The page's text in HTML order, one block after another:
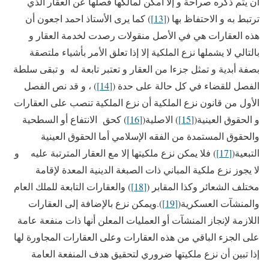
ترتبط به و الاحتفاظ بها ([13]
) كما يرى الأستاذ احمد اجعون أن
هذه العقارات هي في الأصل منقولات رصدت لخدمة العقار و
بالتالي لا يشملها نزع الملكية إلا إذا تعلق الأمر بأشياء ملتصقة
بصفة أبدية و تمثل جزءا من العقار و تعتبر تابعة له و تبقى سلطة
الفصل للقضاء في كل حالة على حدة ([14]
) ، و قد نص الفصل
الأول من قانون نزع الملكية أن نزع الملكية تنصب على العقارات
و الحقوق العينية([15] ) الاصلية([16]
) كحق الانتفاع أو السطحية
والحقوق المستمدة من الفقه الإسلامي أما الحقوق العينية
التبعية([17]
) فلا يمكن نزع ملكيتها إلا مع العقار المترتبة عليه و
لا يجوز نزع ملكية المباني ذات الصبغة الدينية المعدة لإقامة
مختلف الشعائر وكذا المقابر ([18]
) والعقارات التابعة للملك العام
والمنشآت العسكرية([19]
).ويمكن نزع بالإضافة إلى العقارات
اللازمة لإنجاز المنشآت أو العمليات المعلن أنها ذات منفعة عامة
على الجزء الباقي من هذه العقارات وعلى العقارات المجاورة لها
إذا تبين أن نزع ملكيتها ضروري لتحقيق هدف المنفعة العامة